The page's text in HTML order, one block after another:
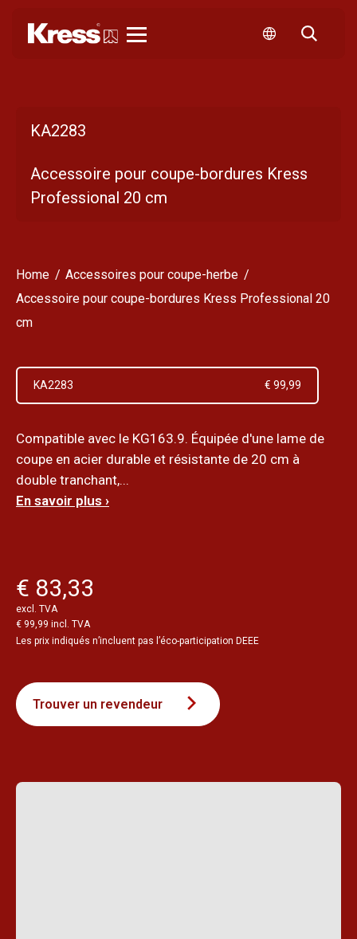
KA2283
Accessoire pour coupe-bordures Kress
Professional 20 cm
Home
Accessoires pour coupe-herbe
Accessoire pour coupe-bordures Kress Professional 20
cm
KA2283 € 99,99
Compatible avec le KG163.9. Équipée d'une lame de
coupe en acier durable et résistante de 20 cm à
double tranchant,...
En savoir plus ›
€ 83,33
excl. TVA
€ 99,99 incl. TVA
Les prix indiqués n’incluent pas l’éco-participation DEEE
Trouver un revendeur